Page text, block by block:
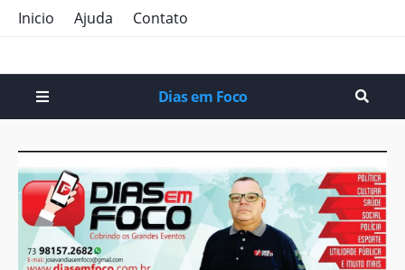
Inicio Ajuda Contato
Dias em Foco